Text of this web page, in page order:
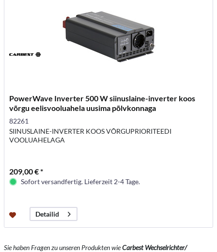
PowerWave Inverter 500 W siinuslaine-inverter koos
võrgu eelisvooluahela uusima põlvkonnaga
82261
SIINUSLAINE-INVERTER KOOS VÕRGUPRIORITEEDI
VOOLUAHELAGA
209,00 € *
Sofort versandfertig. Lieferzeit 2-4 Tage.
Detailid
Sie haben Fragen zu unseren Produkten wieCarbest Wechselrichter/